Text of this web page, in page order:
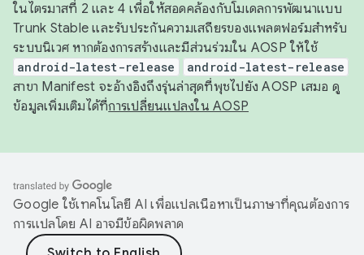
ในไตรมาสที่ 2 และ 4 เพื่อให้สอดคล้องกับโมเดลการพัฒนาแบบ
Trunk Stable และรับประกันความเสถียรของแพลตฟอร์มสำหรับ
ระบบนิเวศ หากต้องการสร้างและมีส่วนร่วมใน AOSP ให้ใช้
android-latest-release android-latest-release
สาขา Manifest จะอ้างอิงถึงรุ่นล่าสุดที่พุชไปยัง AOSP เสมอ ดู
ข้อมูลเพิ่มเติมได้ที่การเปลี่ยนแปลงใน AOSP
Google ใช้เทคโนโลยี AI เพื่อแปลเนื้อหาเป็นภาษาที่คุณต้องการ
การแปลโดย AI อาจมีข้อผิดพลาด